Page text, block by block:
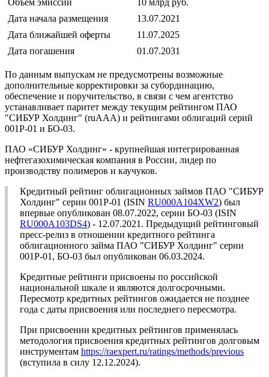
Объем эмиссии
10 млрд руб.
Дата начала размещения
13.07.2021
Дата ближайшей оферты
11.07.2025
Дата погашения
01.07.2031
По данным выпускам не предусмотрены возможные
дополнительные корректировки за субординацию,
обеспечение и поручительство, в связи с чем агентство
устанавливает паритет между текущим рейтингом ПАО
"СИБУР Холдинг" (ruAAA) и рейтингами облигаций серий
001Р-01 и БО-03.
ПАО «СИБУР Холдинг» - крупнейшая интегрированная
нефтегазохимическая компания в России, лидер по
производству полимеров и каучуков.
Кредитный рейтинг облигационных займов ПАО "СИБУР
Холдинг" серии 001Р-01 (ISIN RU000A104XW2) был
впервые опубликован 08.07.2022, серии БО-03 (ISIN
RU000A103DS4) - 12.07.2021. Предыдущий рейтинговый
пресс-релиз в отношении кредитного рейтинга
облигационного займа ПАО "СИБУР Холдинг" серии
001Р-01, БО-03 был опубликован 06.03.2024.
Кредитные рейтинги присвоены по российской
национальной шкале и являются долгосрочными.
Пересмотр кредитных рейтингов ожидается не позднее
года с даты присвоения или последнего пересмотра.
При присвоении кредитных рейтингов применялась
методология присвоения кредитных рейтингов долговым
инструментам https://raexpert.ru/ratings/methods/previous
(вступила в силу 12.12.2024).